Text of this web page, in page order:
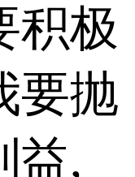
积极
要抛
益,